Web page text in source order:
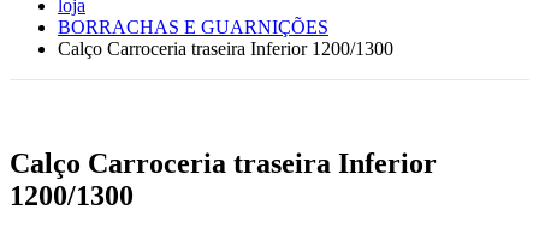
loja
BORRACHAS E GUARNIÇÕES
Calço Carroceria traseira Inferior 1200/1300
Calço Carroceria traseira Inferior
1200/1300